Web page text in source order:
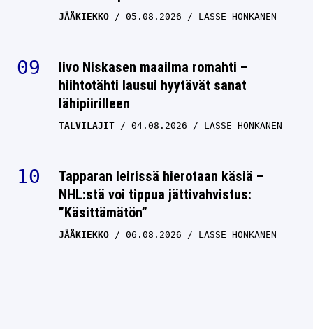
JÄÄKIEKKO 05.08.2026 LASSE HONKANEN
Iivo Niskasen maailma romahti –
hiihtotähti lausui hyytävät sanat
lähipiirilleen
TALVILAJIT 04.08.2026 LASSE HONKANEN
Tapparan leirissä hierotaan käsiä –
NHL:stä voi tippua jättivahvistus:
”Käsittämätön”
JÄÄKIEKKO 06.08.2026 LASSE HONKANEN